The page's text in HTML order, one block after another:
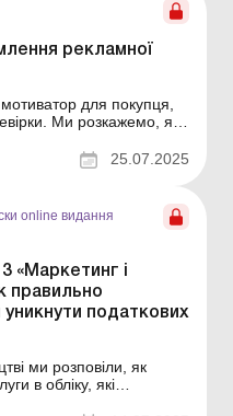
рекламної
для покупця,
Ми розкажемо, як
проведення рекламних
в обліку: як правильно
25.07.2025
online видання
«Маркетинг і
правильно
уникнути податкових
ми розповіли, як
в обліку, які